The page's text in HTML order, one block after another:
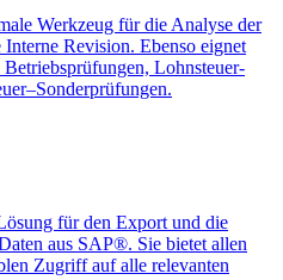
Werkzeug für die Analyse der
Revision. Ebenso eignet
Lohnsteuer-
für den Export und die
aus SAP®. Sie bietet allen
Zugriff auf alle relevanten